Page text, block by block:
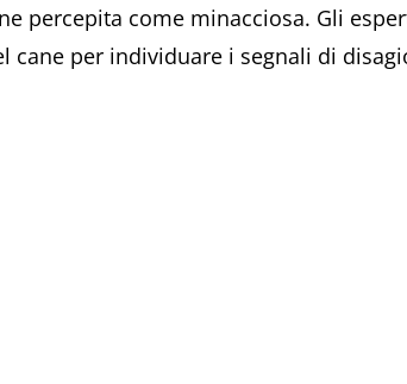
percepita come minacciosa. Gli
cane per individuare i segnali di